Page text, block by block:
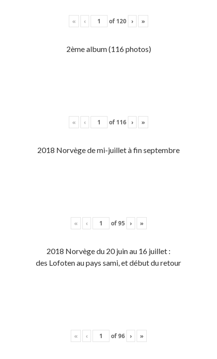
« ‹ of 120 › »
2ème album (116 photos)
« ‹ of 116 › »
2018 Norvège de mi-juillet à fin septembre
« ‹ of95 › »
2018 Norvège du 20 juin au 16 juillet :
des Lofoten au pays sami, et début du retour
« ‹ of96 › »